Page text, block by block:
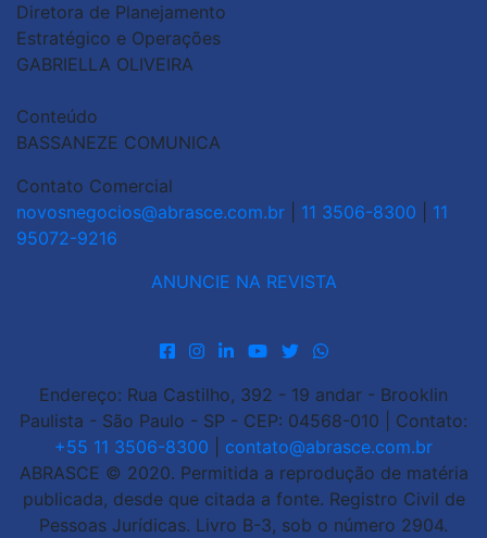
Diretora de Planejamento
Estratégico e Operações
GABRIELLA OLIVEIRA
Conteúdo
BASSANEZE COMUNICA
Contato Comercial
novosnegocios@abrasce.com.br
11 3506-8300
11
95072-9216
ANUNCIE NA REVISTA
Endereço: Rua Castilho, 392 - 19 andar - Brooklin
Paulista - São Paulo - SP - CEP: 04568-010 | Contato:
+55 11 3506-8300
contato@abrasce.com.br
ABRASCE © 2020. Permitida a reprodução de matéria
publicada, desde que citada a fonte. Registro Civil de
Pessoas Jurídicas. Livro B-3, sob o número 2904.